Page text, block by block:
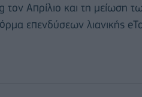
Απρίλιο και τη μείωση
επενδύσεων λιανικής